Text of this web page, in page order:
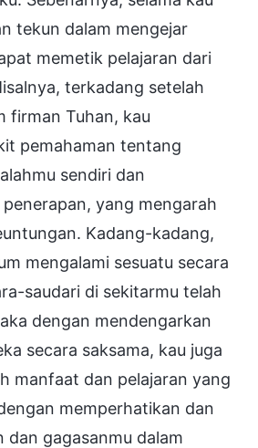
tekun dalam mengejar
memetik pelajaran dari
terkadang setelah
firman Tuhan, kau
pemahaman tentang
sendiri dan
yang mengarah
Kadang-kadang,
mengalami sesuatu secara
saudari di sekitarmu telah
dengan mendengarkan
secara saksama, kau juga
manfaat dan pelajaran yang
memperhatikan dan
dan gagasanmu dalam